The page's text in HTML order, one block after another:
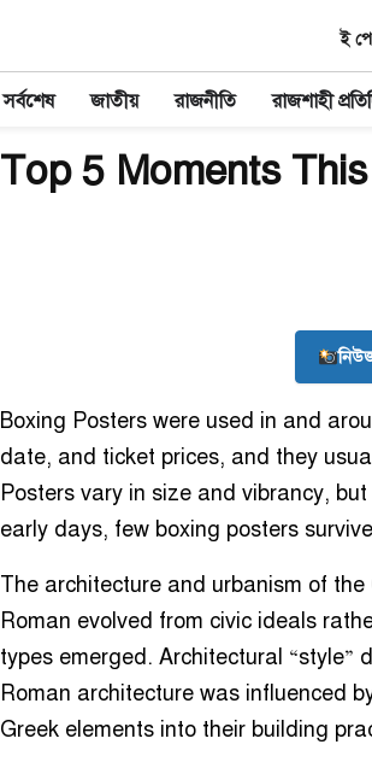
ই
সর্বশেষ জাতীয় রাজনীতি রাজশাহী
Top 5 Moments
Boxing Posters were used in and
date, and ticket prices, and they
Posters vary in size and vibrancy,
early days, few boxing posters
The architecture and urbanism of
Roman evolved from civic ideals
types emerged. Architectural “style”
Roman architecture was influenced
Greek elements into their building